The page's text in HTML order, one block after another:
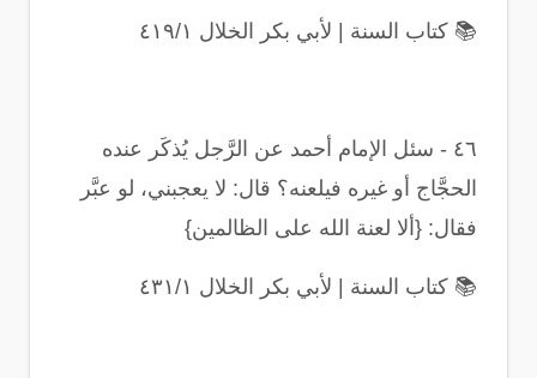
📚 كتاب السنة | لأبي بكر الخلال ٤١٩/١
٤٦ - سئل الإمام أحمد عن الرَّجل يُذكَر عنده
الحجَّاج أو غيره فيلعنه؟ قال: لا يعجبني، لو عبَّر
فقال: {ألا لعنة الله على الظالمين}
📚 كتاب السنة | لأبي بكر الخلال ٤٣١/١